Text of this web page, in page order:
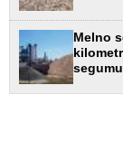
Melno
segumu